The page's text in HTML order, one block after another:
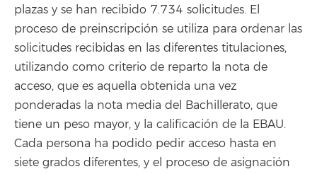
plazas y se han recibido 7.734 solicitudes. El
proceso de preinscripción se utiliza para ordenar las
solicitudes recibidas en las diferentes titulaciones,
utilizando como criterio de reparto la nota de
acceso, que es aquella obtenida una vez
ponderadas la nota media del Bachillerato, que
tiene un peso mayor, y la calificación de la EBAU.
Cada persona ha podido pedir acceso hasta en
siete grados diferentes, y el proceso de asignación